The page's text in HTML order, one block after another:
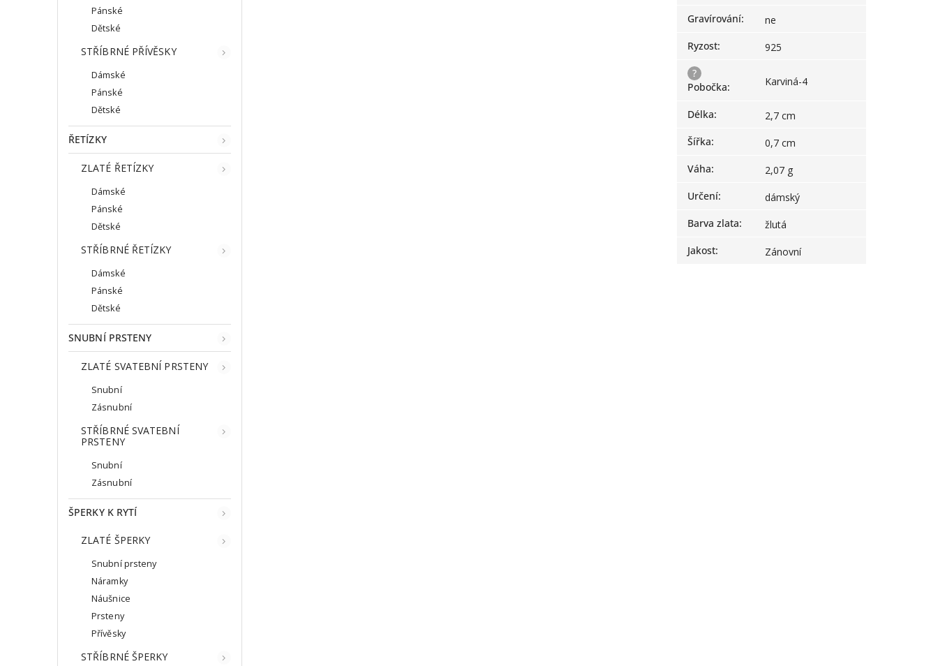
Pánské
Dětské
STŘÍBRNÉ PŘÍVĚSKY
Dámské
Pánské
Dětské
ŘETÍZKY
ZLATÉ ŘETÍZKY
Dámské
Pánské
Dětské
STŘÍBRNÉ ŘETÍZKY
Dámské
Pánské
Dětské
SNUBNÍ PRSTENY
ZLATÉ SVATEBNÍ PRSTENY
Snubní
Zásnubní
STŘÍBRNÉ SVATEBNÍ
PRSTENY
Snubní
Zásnubní
ŠPERKY K RYTÍ
ZLATÉ ŠPERKY
Snubní prsteny
Náramky
Náušnice
Prsteny
Přívěsky
STŘÍBRNÉ ŠPERKY
Gravírování:
ne
Ryzost:
925
?
Pobočka: Karviná-4
Délka:
2,7 cm
Šířka:
0,7 cm
Váha:
2,07 g
Určení:
dámský
Barva zlata:
žlutá
Jakost: Zánovní